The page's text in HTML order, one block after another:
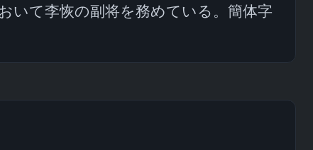
いて李恢の副将を務めている。簡体字